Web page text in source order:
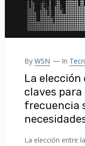
By WSN In
La elección
claves
frecuencia
La elección entre